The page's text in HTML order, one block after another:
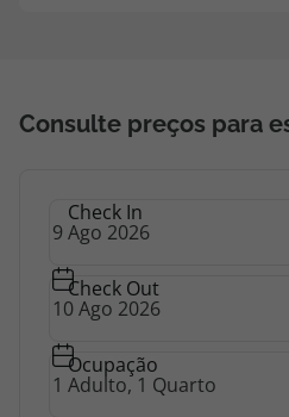
Consulte preços para
Check In
Check Out
Ocupação